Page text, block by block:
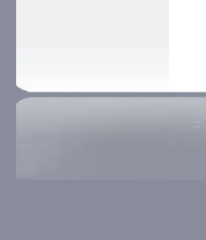
:::